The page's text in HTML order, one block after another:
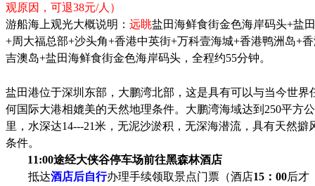
观原因，可退38元/人）
游船海上观光大概说明： 远眺盐田海鲜食街金色海岸码头+盐
+周大福总部+沙头角+香港中英街+万科壹海城+香港鸭洲岛+
吉澳岛+盐田海鲜食街金色海岸码头，全程约55分钟。
盐田港位于深圳东部，大鹏湾北部，这是具有可以与当今世界
何国际大港相媲美的天然地理条件。大鹏湾海域达到 250平方公
里，水深达14---21米，无泥沙淤积，无深海潜流，具有天然擗
条件。
11:00途经大侠谷停车场前往黑森林酒店
抵达酒店后自行办理手续领取景点门票（酒店15：00后才